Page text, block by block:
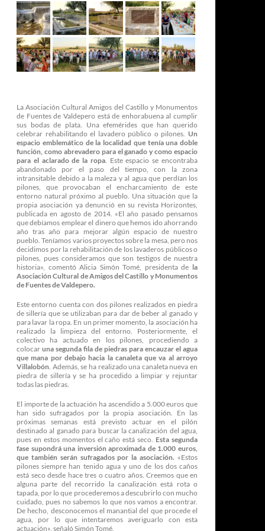
La Asociación Cultural Amigos del Castillo y Monumentos
de Fuentes de Valdepero está de enhorabuena al cumplir
sus bodas de plata. Una efemérides que han querido
celebrar rehabilitando el lavadero público o pilones. Un
espacio emblemático de la localidad que tenía una doble
función, como abrevadero para el ganado y como espacio
para el aclarado de la ropa. Este espacio se encontraba
abandonado por el paso del tiempo, con la zona
intransitable debido a la maleza y al agua que perdían los
pilones, que provocaban el encharcamiento de este
entorno natural próximo al pueblo. Una situación que la
propia asociación ya denunció en su revista Horizontes,
publicada en agosto de 2014. «El año pasado pensamos
que debíamos emplear el dinero que hemos ido ahorrando
año tras año para mejorar algún espacio de nuestro
pueblo. Teníamos varios proyectos sobre la mesa, pero nos
decidimos por la rehabilitación de los lavaderos públicos o
pilones, pues consideramos que son testigos de nuestra
historia», comentó Alicia Simón Tomé, presidenta de la
Asociación Cultural de Amigos del Castillo y Monumentos
de Fuentes de Valdepero.
Este entorno cuenta con dos pilones realizados en piedra
de sillería que se utilizaban para dar de beber al ganado y
para lavar la ropa. En un primer momento, la asociación ha
realizado la limpieza del entorno. Posteriormente, el
colectivo ha actuado en los pilones, procediendo a
colocar una segunda fila de piedras para encauzar el agua
que mana por debajo hacia la canaleta que va al arroyo
Villalobón . Además, se ha realizado una canaleta nueva en
piedra de sillería y se ha procedido a limpiar y rejuntar
todas las piedras.
El importe de la actuación ha ascendido a 5.000 euros que
han sido sufragados por la propia asociación. En las
próximas semanas está previsto actuar en el pilón
destinado al ganado para buscar la canalización del agua,
pues en estos momentos el caño está seco. Esta segunda
fase supondrá una inversión aproximada de 1.000 euros,
que también serán sufragados por la asociación. «Estos
pilones siempre han tenido agua y uno de los dos caños
está seco desde hace tres o cuatro años. Creemos que en
alguna parte del recorrido la canalización está rota o
tapada, por lo que procederemos a descubrirlo con mucho
cuidado, pues no sabemos lo que nos vamos a encontrar.
De hecho, desconocemos el manantial del que procede el
agua, por lo que intentaremos averiguarlo con esta
actuación», señaló Simón Tomé.